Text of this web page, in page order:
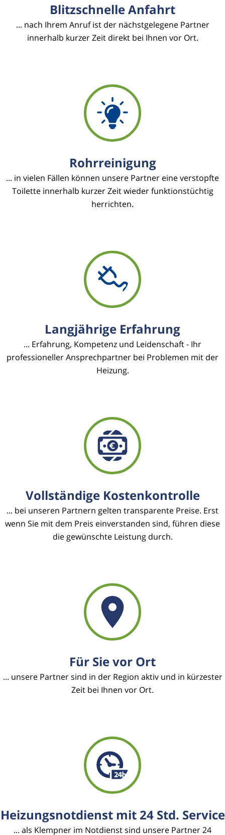
Blitzschnelle Anfahrt
... nach Ihrem Anruf ist der nächstgelegene Partner
innerhalb kurzer Zeit direkt bei Ihnen vor Ort.
Rohrreinigung
... in vielen Fällen können unsere Partner eine verstopfte
Toilette innerhalb kurzer Zeit wieder funktionstüchtig
herrichten.
Langjährige Erfahrung
... Erfahrung, Kompetenz und Leidenschaft - Ihr
professioneller Ansprechpartner bei Problemen mit der
Heizung.
Vollständige Kostenkontrolle
... bei unseren Partnern gelten transparente Preise. Erst
wenn Sie mit dem Preis einverstanden sind, führen diese
die gewünschte Leistung durch.
Für Sie vor Ort
... unsere Partner sind in der Region aktiv und in kürzester
Zeit bei Ihnen vor Ort.
Heizungsnotdienst mit 24 Std. Service
... als Klempner im Notdienst sind unsere Partner 24